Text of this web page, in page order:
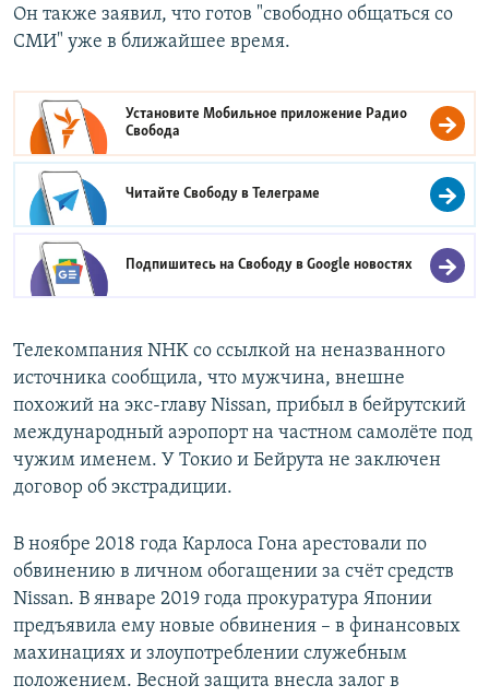
Он также заявил, что готов "свободно общаться со
СМИ" уже в ближайшее время.
Установите Мобильное приложение Радио
Свобода
Читайте Свободу вТелеграме
Подпишитесь на Свободу вGoogle новостях
Телекомпания NHK со ссылкой на неназванного
источника сообщила, что мужчина, внешне
похожий на экс-главу Nissan, прибыл в бейрутский
международный аэропорт на частном самолёте под
чужим именем. У Токио и Бейрута не заключен
договор об экстрадиции.
В ноябре 2018 года Карлоса Гона арестовали по
обвинению в личном обогащении за счёт средств
Nissan. В январе 2019 года прокуратура Японии
предъявила ему новые обвинения – в финансовых
махинациях и злоупотреблении служебным
положением. Весной защита внесла залог в